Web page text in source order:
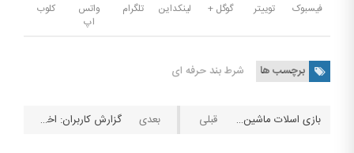
فیسبوک توییتر گوگل + لینکداین تلگرام
واتس
اپ
کلوب
برچسب ها شرط بند حرفه ای
بازی اسلات ماشین را بهتر بشناسید و روش بازی کردن آن گزارش کاربران: اخطار پلیس فتا به کاربران سایت های شرط بندی بصورت پیامک